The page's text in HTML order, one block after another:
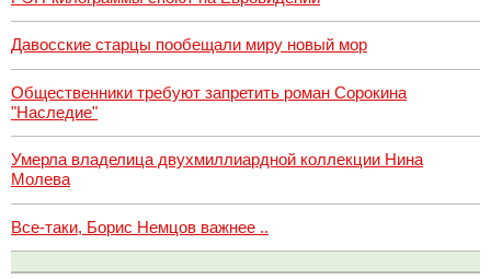
Давосские старцы пообещали миру новый мор
Общественники требуют запретить роман Сорокина
"Наследие"
Умерла владелица двухмиллиардной коллекции Нина
Молева
Все-таки, Борис Немцов важнее ..